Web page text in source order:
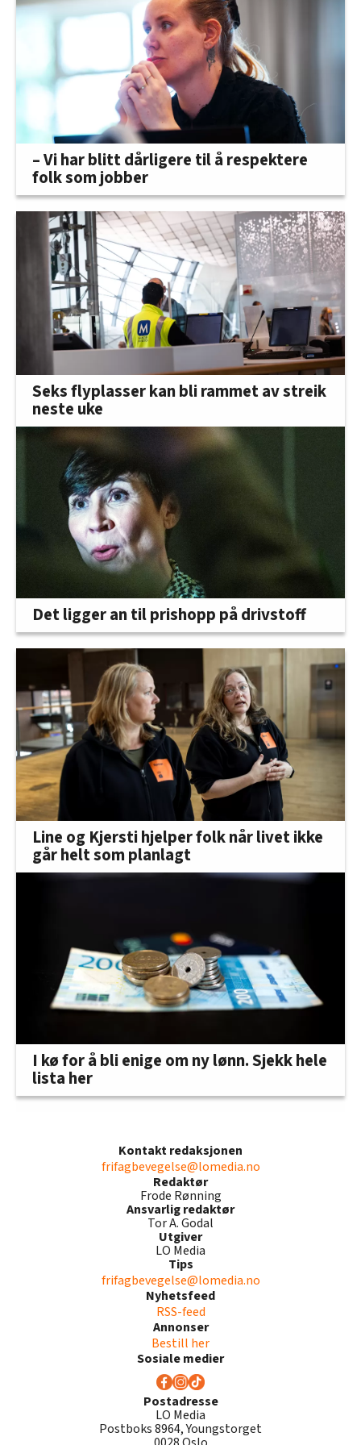
– Vi har blitt dårligere til å respektere
folk som jobber
Seks flyplasser kan bli rammet av streik
neste uke
Det ligger an til prishopp på drivstoff
Line og Kjersti hjelper folk når livet ikke
går helt som planlagt
I kø for å bli enige om ny lønn. Sjekk hele
lista her
Kontakt redaksjonen
frifagbevegelse@lomedia.no
Redaktør
Frode Rønning
Ansvarlig redaktør
Tor A. Godal
Utgiver
LO Media
Tips
frifagbevegelse@lomedia.no
Nyhetsfeed
RSS-feed
Annonser
Bestill her
Sosiale medier
Postadresse
LO Media
Postboks 8964, Youngstorget